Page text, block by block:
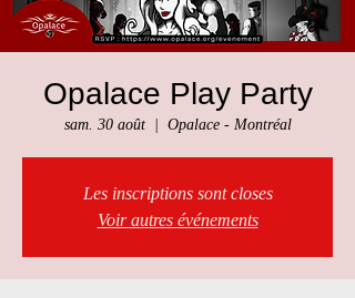
Opalace Play Party
sam. 30 août
  |
Opalace - Montréal
Les inscriptions sont closes
Voir autres événements